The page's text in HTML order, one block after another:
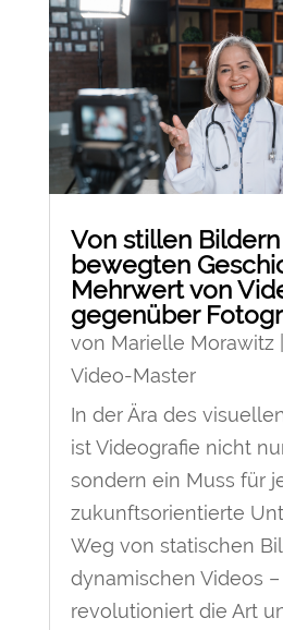
Von stillen
bewegten
Mehrwert von
gegenüber
von Marielle Morawitz|
Video-Master
In der Ära des
ist Videografie nicht
sondern ein Muss für
zukunftsorientierte
Weg von statischen
dynamischen Videos
revolutioniert die Art